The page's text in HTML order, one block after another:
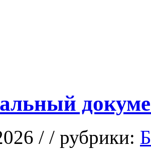
/ / рубрики: